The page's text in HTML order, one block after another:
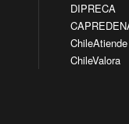
DIPRECA
ChileAtiende
ChileValora